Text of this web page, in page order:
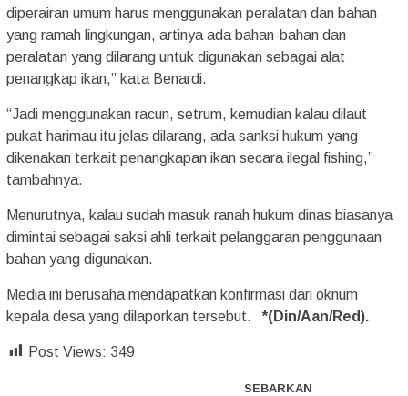
diperairan umum harus menggunakan peralatan dan bahan
yang ramah lingkungan, artinya ada bahan-bahan dan
peralatan yang dilarang untuk digunakan sebagai alat
penangkap ikan,” kata Benardi.
“Jadi menggunakan racun, setrum, kemudian kalau dilaut
pukat harimau itu jelas dilarang, ada sanksi hukum yang
dikenakan terkait penangkapan ikan secara ilegal fishing,”
tambahnya.
Menurutnya, kalau sudah masuk ranah hukum dinas biasanya
dimintai sebagai saksi ahli terkait pelanggaran penggunaan
bahan yang digunakan.
Media ini berusaha mendapatkan konfirmasi dari oknum
kepala desa yang dilaporkan tersebut.
*(Din/Aan/Red).
Post Views: 349
SEBARKAN